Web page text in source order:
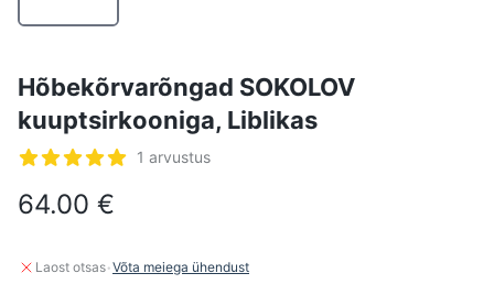
Hõbekõrvarõngad SOKOLOV
kuuptsirkooniga, Liblikas
Arvustused
1 arvustus
64.00 €
Laost otsas·Võta meiega ühendust